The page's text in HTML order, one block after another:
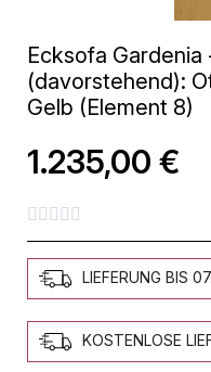
Ecksofa
(davorstehend):
Gelb (Element 8)
1.235,00 €
    
LIEFERUNG BIS
KOSTENLOSE